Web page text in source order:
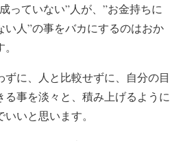
っていない”人が、”お金持ちに
い人”の事をバカにするのはおか
ずに、人と比較せずに、自分の目
事を淡々と、積み上げるように
いと思います。